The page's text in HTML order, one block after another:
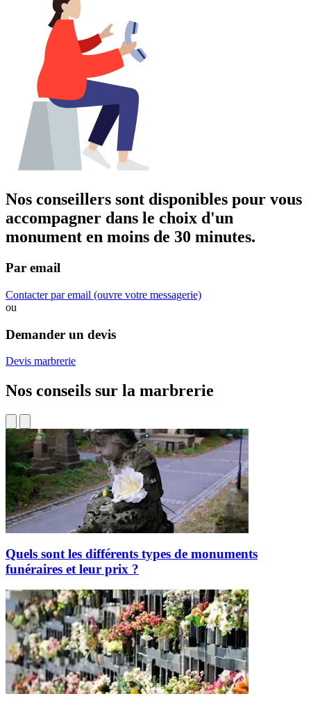
Nos conseillers sont disponibles pour vous
accompagner dans le choix d'un
monument en moins de 30 minutes.
Par email
Contacter par email (ouvre votre messagerie)
ou
Demander un devis
Devis marbrerie
Nos conseils sur la marbrerie
Quels sont les différents types de monuments
funéraires et leur prix ?